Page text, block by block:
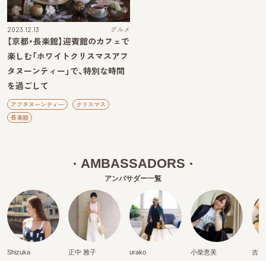
2023.12.13 グルメ
【京都・長楽館】迎賓館のカフェで
楽しむ「ホワイトクリスマスアフ
タヌーンティー」で、特別な時間
を過ごして
アフタヌーンティー
クリスマス
長楽館
AMBASSADORS
アンバサダー一覧
Shizuka 正中 雅子 urako 小柴恵美 吉田